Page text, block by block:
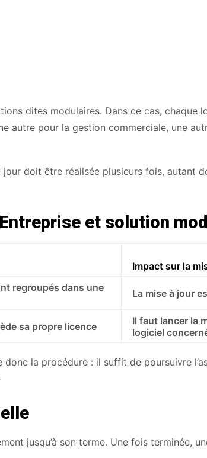
dites modulaires. Dans ce cas, chaque
autre pour la gestion commerciale, une
doit être réalisée plusieurs fois, autant
et solution
Impact sur la
regroupés dans une
La mise à jour
sa propre licence
Il faut lancer la
logiciel
la procédure : il suffit de poursuivre
jusqu’à son terme. Une fois terminée,